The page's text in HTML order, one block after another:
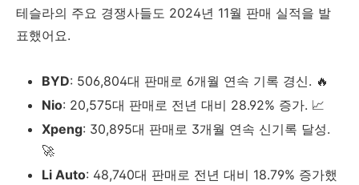
테슬라의 주요 경쟁사들도 2024년 11월 판매 실적을 발
표했어요.
BYD: 506,804대 판매로 6개월 연속 기록 경신. 🔥
Nio: 20,575대 판매로 전년 대비 28.92% 증가. 📈
Xpeng: 30,895대 판매로 3개월 연속 신기록 달성.
🚀
Li Auto: 48,740대 판매로 전년 대비 18.79% 증가했